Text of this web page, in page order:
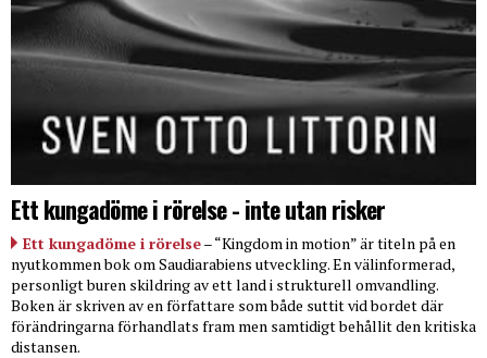
Ett kungadöme i rörelse - inte utan risker
Ett kungadöme i rörelse– “Kingdom in motion” är titeln på en
nyutkommen bok om Saudiarabiens utveckling. En välinformerad,
personligt buren skildring av ett land i strukturell omvandling.
Boken är skriven av en författare som både suttit vid bordet där
förändringarna förhandlats fram men samtidigt behållit den kritiska
distansen.